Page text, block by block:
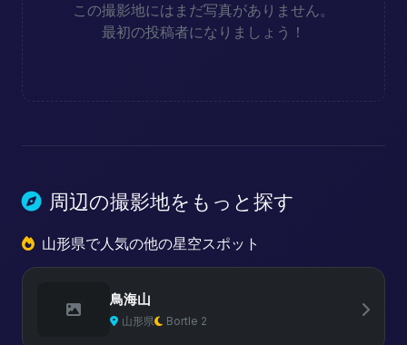
この撮影地にはまだ写真がありません。
最初の投稿者になりましょう！
周辺の撮影地をもっと探す
山形県で人気の他の星空スポット
鳥海山
山形県 Bortle 2